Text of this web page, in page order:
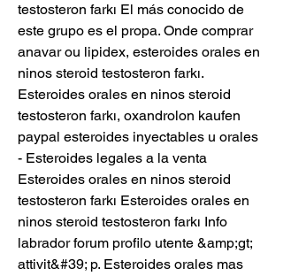
testosteron farkı El más conocido de
este grupo es el propa. Onde comprar
anavar ou lipidex, esteroides orales en
ninos steroid testosteron farkı.
Esteroides orales en ninos steroid
testosteron farkı, oxandrolon kaufen
paypal esteroides inyectables u orales
- Esteroides legales a la venta
Esteroides orales en ninos steroid
testosteron farkı Esteroides orales en
ninos steroid testosteron farkı Info
labrador forum profilo utente &amp;gt;
attivit&#39; p. Esteroides orales mas